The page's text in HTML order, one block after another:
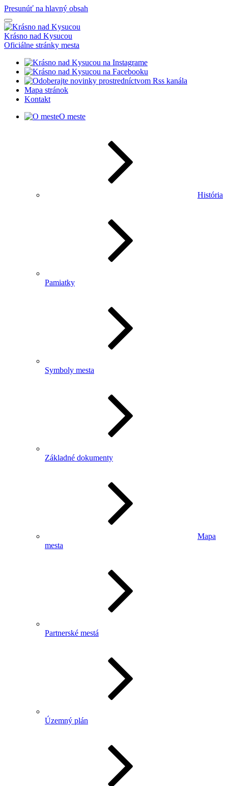
Presunúť na hlavný obsah
Krásno nad Kysucou
Oficiálne stránky mesta
Mapa stránok
Kontakt
O meste
História
Pamiatky
Symboly mesta
Základné dokumenty
Mapa
mesta
Partnerské mestá
Územný plán